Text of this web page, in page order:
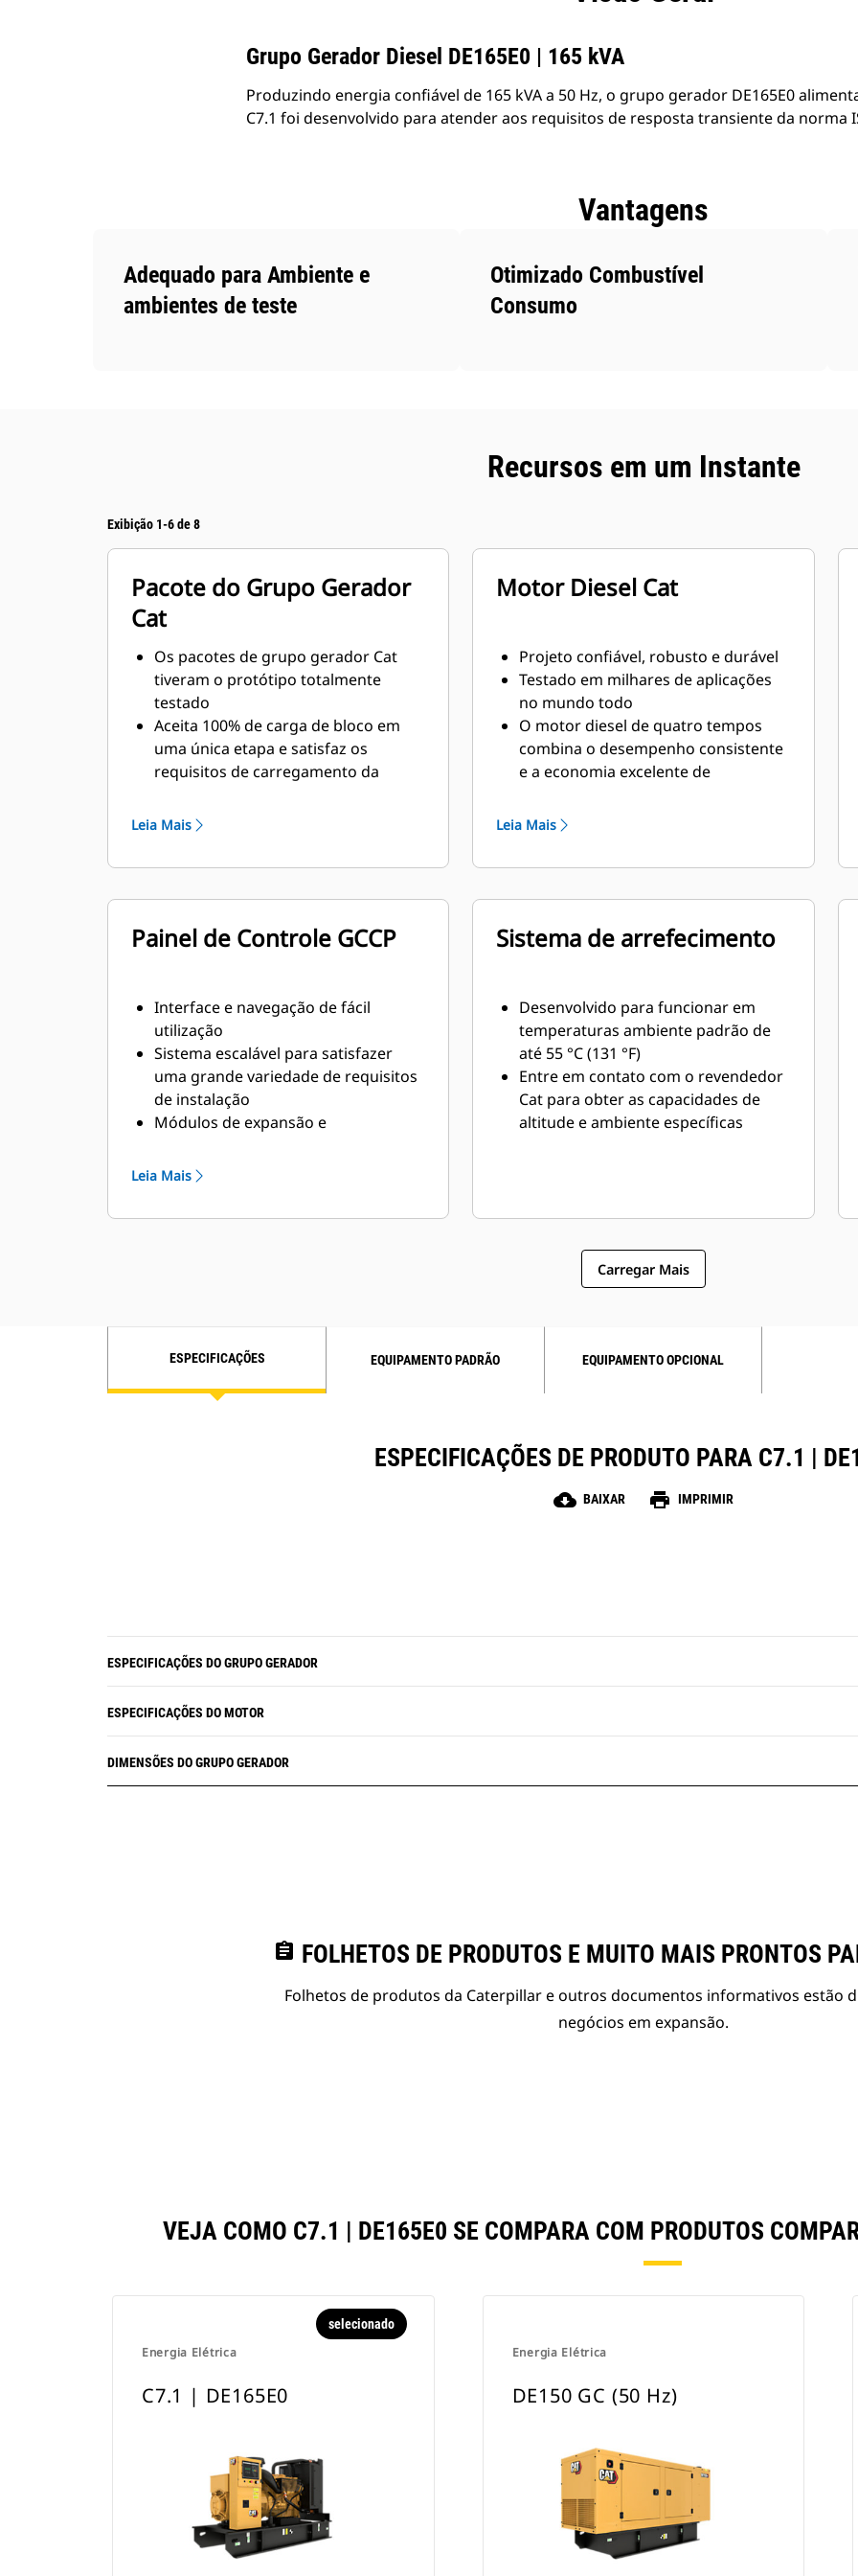
Grupo Gerador Diesel DE165E0 | 165 kVA
Produzindo energia confiável de 165 kVA a 50 Hz, o grupo gerador DE165E0
C7.1 foi desenvolvido para atender aos requisitos de resposta transiente da norma
Vantagens
Adequado para Ambiente e
ambientes de teste
Otimizado Combustível
Consumo
Recursos em um Instante
Exibição 1-6 de 8
Pacote do Grupo Gerador
Cat
Os pacotes de grupo gerador Cat
tiveram o protótipo totalmente
testado
Aceita 100% de carga de bloco em
uma única etapa e satisfaz os
requisitos de carregamento da
Em conformidade com os requisitos
transiente da norma ISO 8528-5
Leia Mais
Motor Diesel Cat
Projeto confiável, robusto e durável
Testado em milhares de aplicações
no mundo todo
O motor diesel de quatro tempos
combina o desempenho consistente
e a economia excelente de
Leia Mais
Painel de Controle GCCP
Interface e navegação de fácil
utilização
Sistema escalável para satisfazer
uma grande variedade de requisitos
de instalação
Módulos de expansão e
para requisitos específicos do cliente
Leia Mais
Sistema de arrefecimento
Desenvolvido para funcionar em
temperaturas ambiente padrão de
até 55 °C (131 °F)
Entre em contato com o revendedor
Cat para obter as capacidades de
altitude e ambiente específicas
Carregar Mais
ESPECIFICAÇÕES EQUIPAMENTO PADRÃO EQUIPAMENTO OPCIONAL
ESPECIFICAÇÕES DE PRODUTO PARA C7.1 |
cloud_download BAIXAR print IMPRIMIR
ESPECIFICAÇÕES DO GRUPO GERADOR
ESPECIFICAÇÕES DO MOTOR
DIMENSÕES DO GRUPO GERADOR
assignment FOLHETOS DE PRODUTOS E MUITO MAIS PRONTOS
Folhetos de produtos da Caterpillar e outros documentos informativos estão
negócios em expansão.
VEJA COMO C7.1 | DE165E0 SE COMPARA COM PRODUTOS
Energia Elétrica
selecionado
C7.1 | DE165E0
Energia Elétrica
DE150 GC (50 Hz)